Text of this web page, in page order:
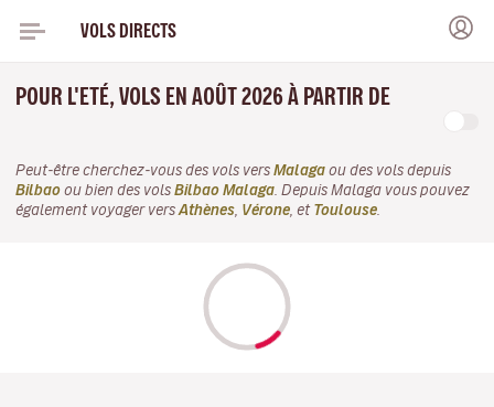
VOLS DIRECTS
POUR L'ETÉ, VOLS EN AOÛT 2026 À PARTIR DE
Peut-être cherchez-vous des vols vers Malaga ou des vols depuis
Bilbao ou bien des vols Bilbao Malaga . Depuis Malaga vous pouvez
également voyager vers Athènes Vérone , et Toulouse